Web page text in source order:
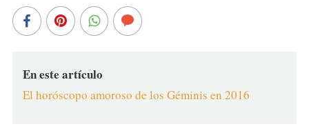
En este artículo
El horóscopo amoroso de los Géminis en 2016